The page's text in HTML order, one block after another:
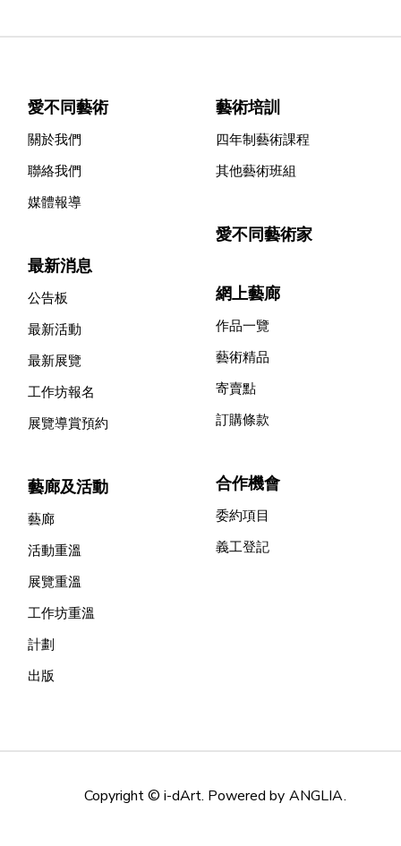
愛不同藝術
關於我們
聯絡我們
媒體報導
最新消息
公告板
最新活動
最新展覽
工作坊報名
展覽導賞預約
藝廊及活動
藝廊
活動重溫
展覽重溫
工作坊重溫
計劃
出版
藝術培訓
四年制藝術課程
其他藝術班組
愛不同藝術家
網上藝廊
作品一覽
藝術精品
寄賣點
訂購條款
合作機會
委約項目
義工登記
Copyright © i-dArt. Powered by ANGLIA.